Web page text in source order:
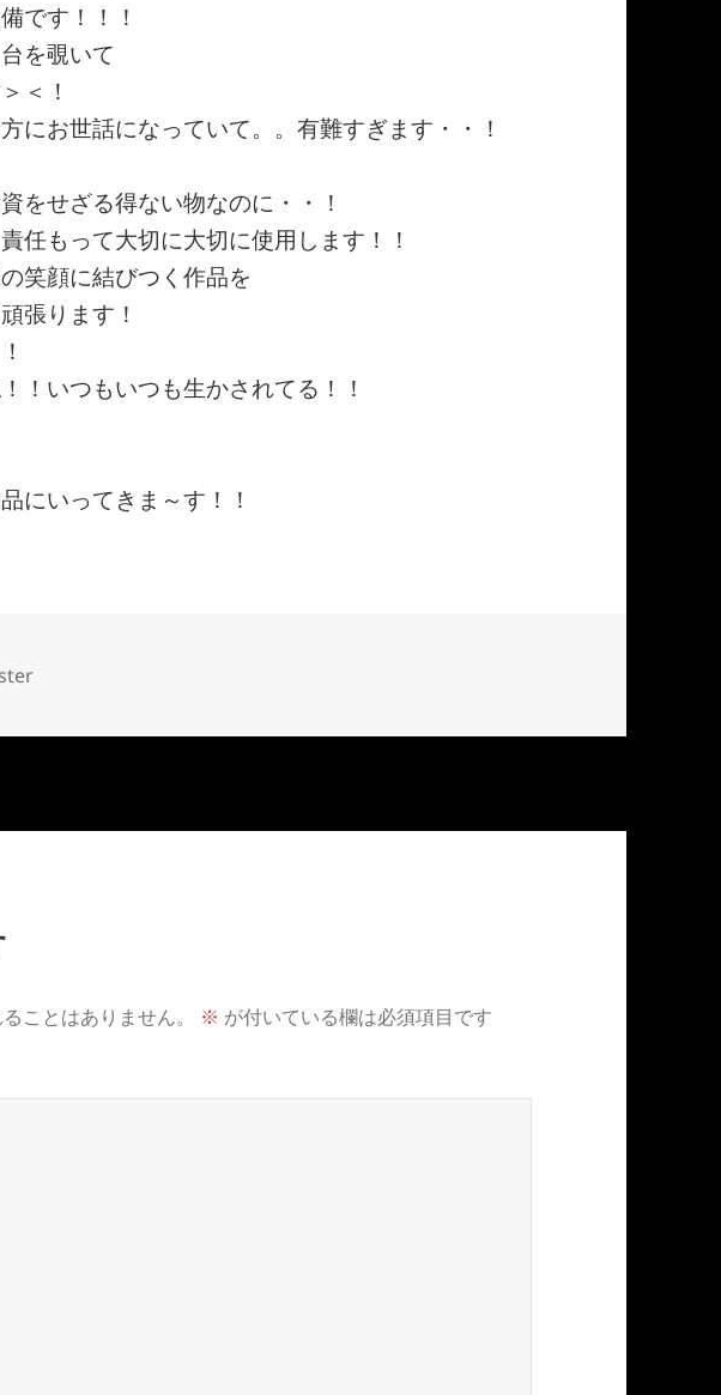
です！！！
を覗いて
＜！
にお世話になっていて。。有難すぎます・・！
をせざる得ない物なのに・・！
任もって大切に大切に使用します！！
笑顔に結びつく作品を
張ります！
！いつもいつも生かされてる！！
にいってきま～す！！
ことはありません。 ※ が付いている欄は必須項目です